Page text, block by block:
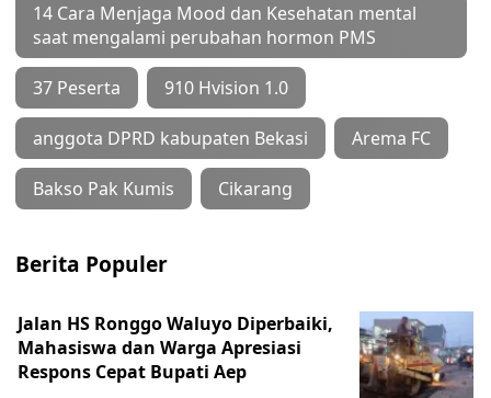
14 Cara Menjaga Mood dan Kesehatan mental
saat mengalami perubahan hormon PMS
37 Peserta 910 Hvision 1.0
anggota DPRD kabupaten Bekasi Arema FC
Bakso Pak Kumis Cikarang
Berita Populer
Jalan HS Ronggo Waluyo Diperbaiki,
Mahasiswa dan Warga Apresiasi
Respons Cepat Bupati Aep